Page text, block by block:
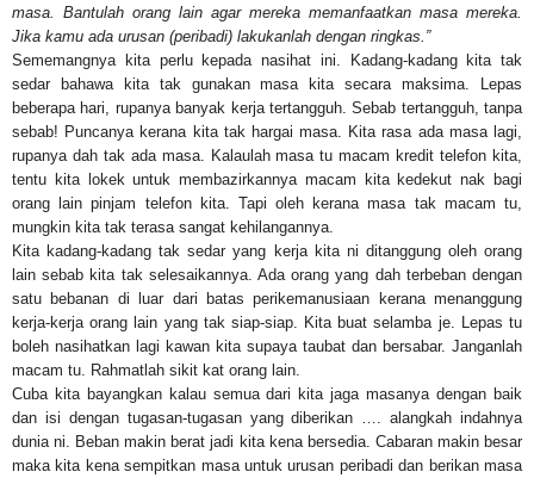
masa. Bantulah orang lain agar mereka memanfaatkan masa mereka.
Jika kamu ada urusan (peribadi) lakukanlah dengan ringkas.”
Sememangnya kita perlu kepada nasihat ini. Kadang-kadang kita tak
sedar bahawa kita tak gunakan masa kita secara maksima. Lepas
beberapa hari, rupanya banyak kerja tertangguh. Sebab tertangguh, tanpa
sebab! Puncanya kerana kita tak hargai masa. Kita rasa ada masa lagi,
rupanya dah tak ada masa. Kalaulah masa tu macam kredit telefon kita,
tentu kita lokek untuk membazirkannya macam kita kedekut nak bagi
orang lain pinjam telefon kita. Tapi oleh kerana masa tak macam tu,
mungkin kita tak terasa sangat kehilangannya.
Kita kadang-kadang tak sedar yang kerja kita ni ditanggung oleh orang
lain sebab kita tak selesaikannya. Ada orang yang dah terbeban dengan
satu bebanan di luar dari batas perikemanusiaan kerana menanggung
kerja-kerja orang lain yang tak siap-siap. Kita buat selamba je. Lepas tu
boleh nasihatkan lagi kawan kita supaya taubat dan bersabar. Janganlah
macam tu. Rahmatlah sikit kat orang lain.
Cuba kita bayangkan kalau semua dari kita jaga masanya dengan baik
dan isi dengan tugasan-tugasan yang diberikan …. alangkah indahnya
dunia ni. Beban makin berat jadi kita kena bersedia. Cabaran makin besar
maka kita kena sempitkan masa untuk urusan peribadi dan berikan masa